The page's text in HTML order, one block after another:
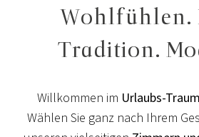
Wohlfühlen.
Tradition.
Willkommen im Urlaubs-
Wählen Sie ganz nach Ihrem